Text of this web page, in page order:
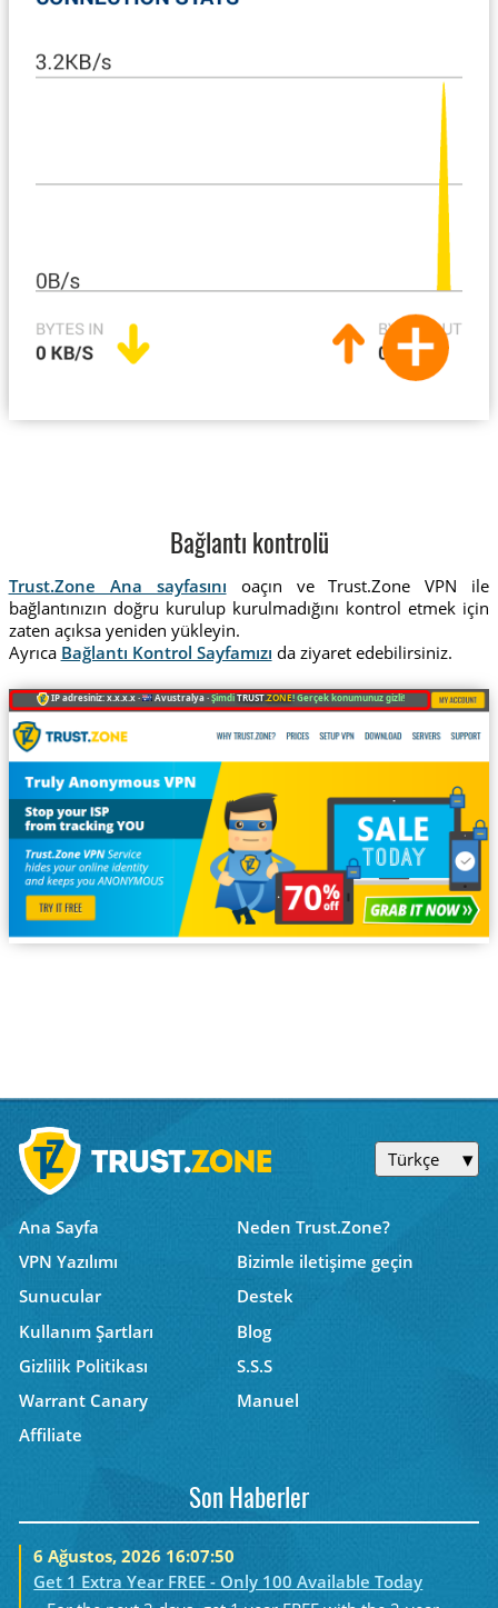
Bağlantı kontrolü
Trust.Zone Ana sayfasını oaçın ve Trust.Zone VPN ile
bağlantınızın doğru kurulup kurulmadığını kontrol etmek için
zaten açıksa yeniden yükleyin.
Ayrıca Bağlantı Kontrol Sayfamızı da ziyaret edebilirsiniz.
IP adresiniz: x.x.x.x · Avustralya ·ŞimdiTRUST.ZONE! Gerçek konumunuz gizli!
Türkçe
Ana Sayfa
Neden Trust.Zone?
VPN Yazılımı
Bizimle iletişime geçin
Sunucular
Destek
Kullanım Şartları
Blog
Gizlilik Politikası
S.S.S
Warrant Canary
Manuel
Affiliate
Son Haberler
6 Ağustos, 2026 16:07:50
Get 1 Extra Year FREE - Only 100 Available Today